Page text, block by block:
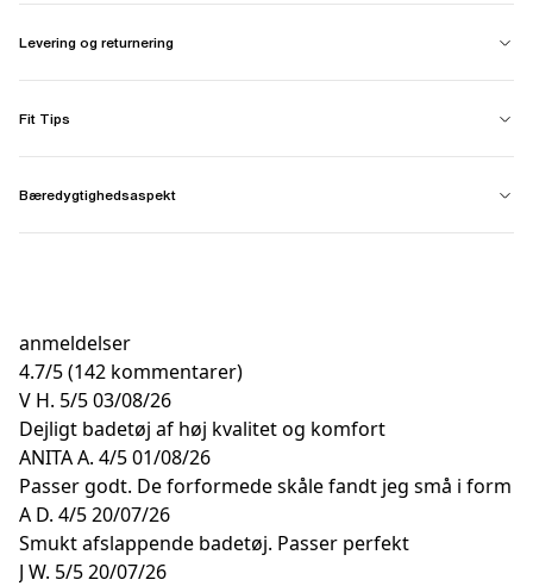
Levering og returnering
Fit Tips
Bæredygtighedsaspekt
anmeldelser
4.7/5(142 kommentarer)
V H. 5/503/08/26
Dejligt badetøj af høj kvalitet og komfort
ANITA A. 4/501/08/26
Passer godt. De forformede skåle fandt jeg små i form
A D. 4/520/07/26
Smukt afslappende badetøj. Passer perfekt
J W. 5/520/07/26